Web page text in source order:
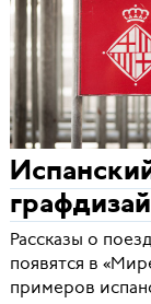
Рассказы о
появятся в
примеров